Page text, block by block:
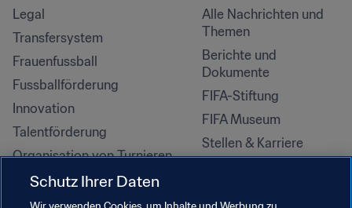
Legal
Transfersystem
Frauenfussball
Fussballförderung
Innovation
Talentförderung
Organisation von Turnieren
Nachhaltigkeit
Menschenrechte und
Alle Nachrichten und
Themen
Berichte und
Dokumente
FIFA-Stiftung
FIFA Museum
Stellen & Karriere
Schutz Ihrer Daten